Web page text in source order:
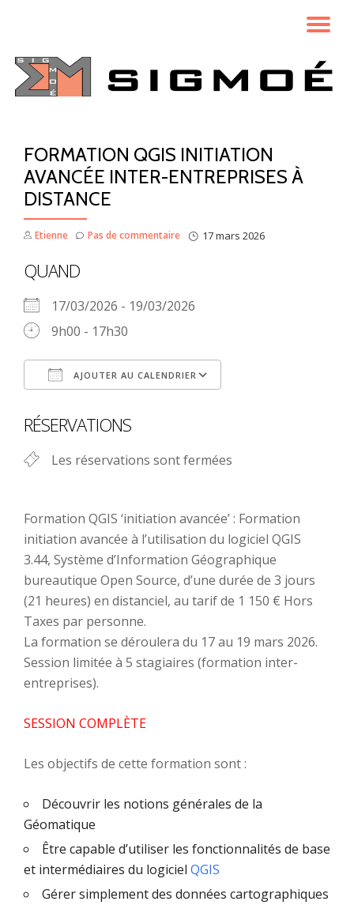
contenu
LA
FORMATION QGIS INITIATION
AVANCÉE INTER-ENTREPRISES À
DISTANCE
Etienne 17 mars 2026
Pas de commentaire
QUAND
17/03/2026 - 19/03/2026
9h00 - 17h30
AJOUTER AU CALENDRIER
RÉSERVATIONS
Les réservations sont fermées
Formation QGIS ‘initiation avancée’ : Formation
initiation avancée à l’utilisation du logiciel QGIS
3.44, Système d’Information Géographique
bureautique Open Source, d’une durée de 3 jours
(21 heures) en distanciel, au tarif de 1 150 € Hors
Taxes par personne.
La formation se déroulera du 17 au 19 mars 2026.
Session limitée à 5 stagiaires (formation inter-
entreprises).
SESSION COMPLÈTE
Les objectifs de cette formation sont :
Découvrir les notions générales de la
Géomatique
Être capable d’utiliser les fonctionnalités de base
et intermédiaires du logiciel QGIS
Gérer simplement des données cartographiques